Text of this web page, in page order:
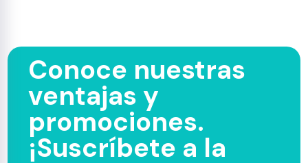
Conoce nuestras
ventajas y
promociones.
¡Suscríbete a la